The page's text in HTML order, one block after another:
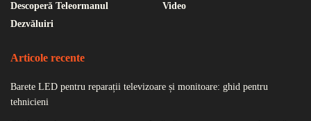
Descoperă Teleormanul
Dezvăluiri
Video
Articole recente
Barete LED pentru reparații televizoare și monitoare: ghid pentru
tehnicieni